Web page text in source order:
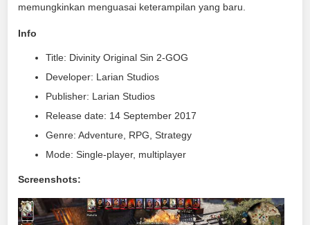
memungkinkan menguasai keterampilan yang baru.
Info
Title: Divinity Original Sin 2-GOG
Developer: Larian Studios
Publisher: Larian Studios
Release date: 14 September 2017
Genre: Adventure, RPG, Strategy
Mode: Single-player, multiplayer
Screenshots: